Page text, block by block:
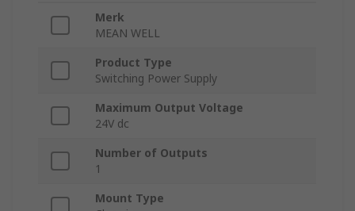
Merk
MEAN WELL
Product Type
Switching Power Supply
Maximum Output Voltage
24V dc
Number of Outputs
1
Mount Type